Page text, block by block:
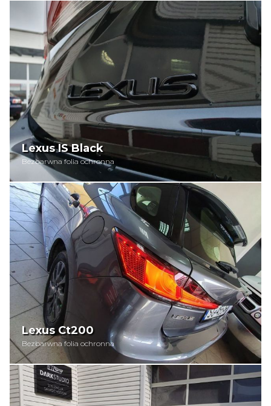
Lexus IS Black
Bezbarwna folia ochronna
Lexus Ct200
Bezbarwna folia ochronna